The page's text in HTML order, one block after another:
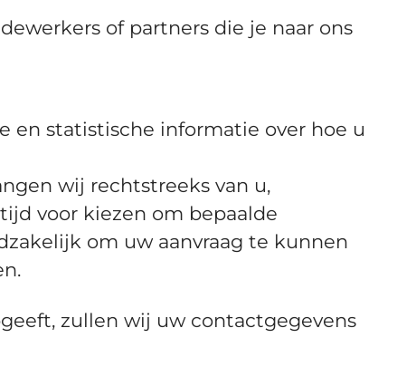
of partners die je naar ons
en statistische informatie over hoe u
wij rechtstreeks van u,
voor kiezen om bepaalde
om uw aanvraag te kunnen
zullen wij uw contactgegevens